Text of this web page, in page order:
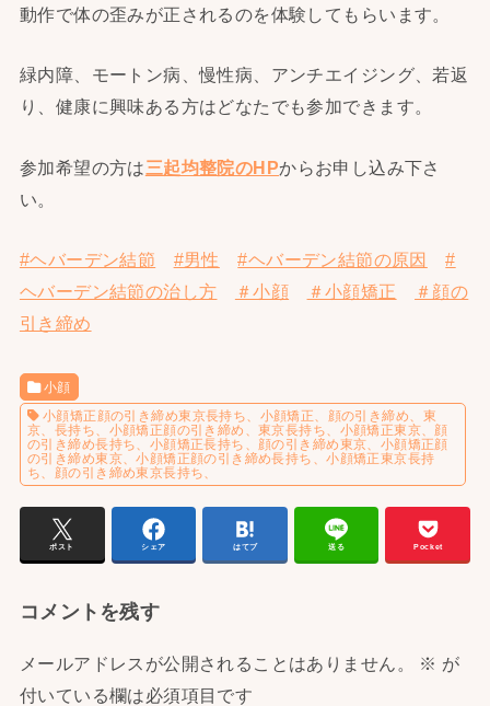
動作で体の歪みが正されるのを体験してもらいます。
緑内障、モートン病、慢性病、アンチエイジング、若返
り、健康に興味ある方はどなたでも参加できます。
参加希望の方は三起均整院のHPからお申し込み下さ
い。
#ヘバーデン結節 #男性 #ヘバーデン結節の原因
#
ヘバーデン結節の治し方
＃小顔 ＃小顔矯正
＃顔の
引き締め
小顔
小顔矯正顔の引き締め東京長持ち、小顔矯正、顔の引き締め、東
京、長持ち、小顔矯正顔の引き締め、東京長持ち、小顔矯正東京、顔
の引き締め長持ち、小顔矯正長持ち、顔の引き締め東京、小顔矯正顔
の引き締め東京、小顔矯正顔の引き締め長持ち、小顔矯正東京長持
ち、顔の引き締め東京長持ち、
ポスト シェア はてブ 送る Pocket
コメントを残す
メールアドレスが公開されることはありません。 ※ が
付いている欄は必須項目です